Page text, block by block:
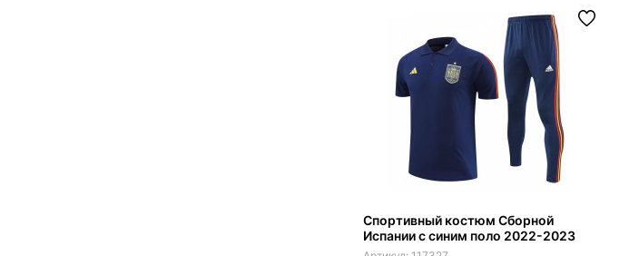
Спортивный костюм Сборной
Испании с синим поло 2022-2023